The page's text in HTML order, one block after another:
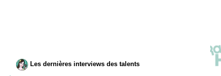
Les dernières interviews des talents